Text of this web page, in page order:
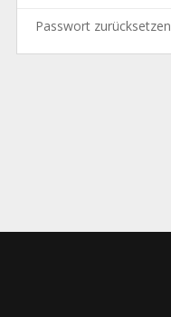
Passwort zurücksetzen